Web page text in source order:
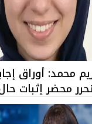
الـ4% ريم محمد: أوراق
محضر إثبات